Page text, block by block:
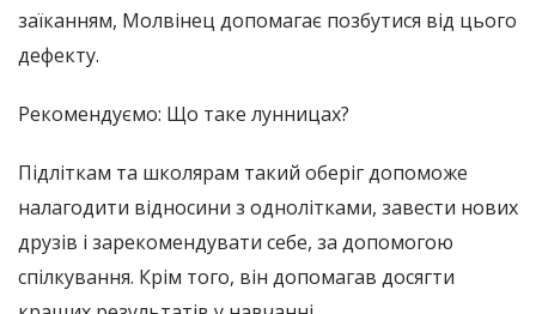
заїканням, Молвінец допомагає позбутися від цього
дефекту.
Рекомендуємо: Що таке лунницах?
Підліткам та школярам такий оберіг допоможе
налагодити відносини з однолітками, завести нових
друзів і зарекомендувати себе, за допомогою
спілкування. Крім того, він допомагав досягти